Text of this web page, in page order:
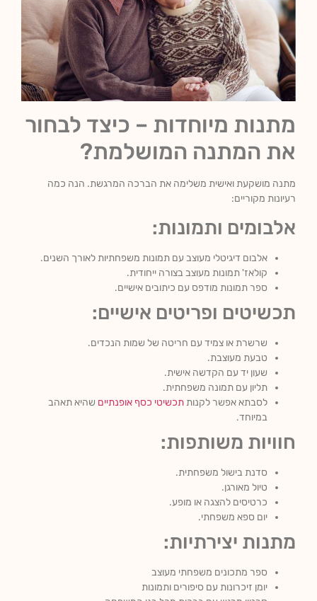
מתנות מיוחדות – כיצד לבחור
את המתנה המושלמת?
מתנה מושקעת ואישית משלימה את הברכה המרגשת. הנה כמה
רעיונות מקוריים:
אלבומים ותמונות:
אלבום דיגיטלי מעוצב עם תמונות משפחתיות לאורך השנים.
קולאז' תמונות מעוצב בצורה ייחודית.
ספר תמונות מודפס עם כיתובים אישיים.
תכשיטים ופריטים אישיים:
שרשרת או צמיד עם חריטה של שמות הנכדים.
טבעת מעוצבת.
שעון יד עם הקדשה אישית.
תליון עם תמונה משפחתית.
לסבתא אפשר לקנותתכשיטי כסף אופנתיים שהיא תאהב
במיוחד.
חוויות משותפות:
סדנת בישול משפחתית.
טיול מאורגן.
כרטיסים להצגה או מופע.
יום ספא משפחתי.
מתנות יצירתיות:
ספר מתכונים משפחתי מעוצב
יומן זיכרונות עם סיפורים ותמונות